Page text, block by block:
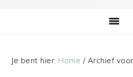
Je bent hier: Home /Archief